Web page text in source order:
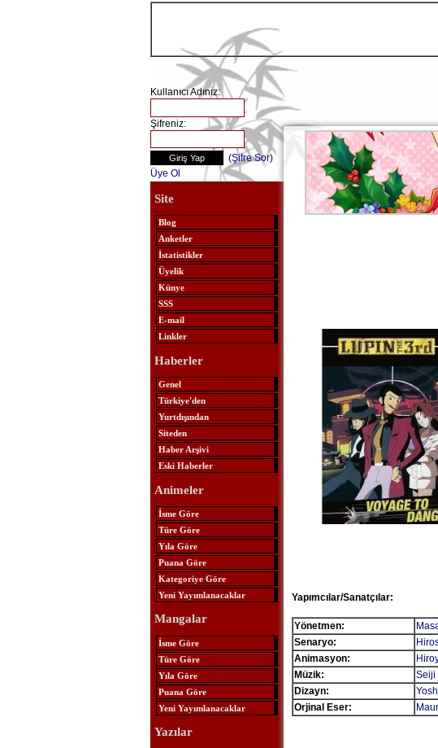
Kullanıcı Adınız:
Şifreniz:
(Şifre Sor)
Üye Ol
Site
Blog
Anketler
İstatistikler
Üyelik
Künye
SSS
E-mail
Linkler
Haberler
Genel
Türkiye'den
Yurtdışından
Siteden
Haber Arşivi
Eski Haberler
Animeler
İsme Göre
Türe Göre
Yıla Göre
Puana Göre
Kategoriye Göre
Yeni Yayımlanacaklar
Mangalar
İsme Göre
Türe Göre
Yıla Göre
Puana Göre
Yeni Yayımlanacaklar
Yazılar
Yapımcılar/Sanatçılar:
Yönetmen:
Senaryo:
Animasyon:
Müzik:
Seiji
Dizayn:
Orjinal Eser: